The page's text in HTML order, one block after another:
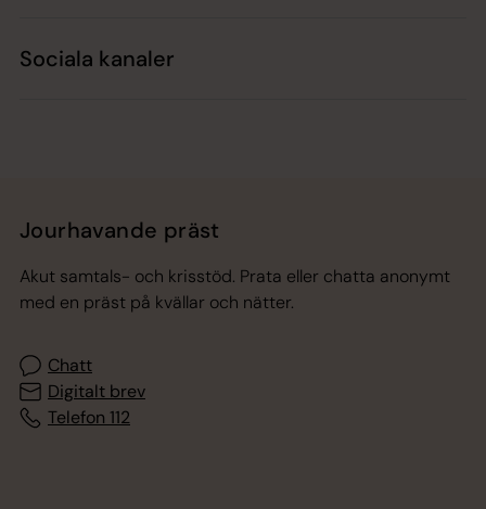
Sociala kanaler
Jourhavande präst
Akut samtals- och krisstöd. Prata eller chatta anonymt
med en präst på kvällar och nätter.
Chatt
Digitalt brev
Telefon 112